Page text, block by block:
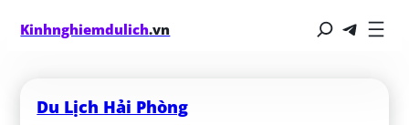
Kinhnghiemdulich.vn
Du Lịch Hải Phòng